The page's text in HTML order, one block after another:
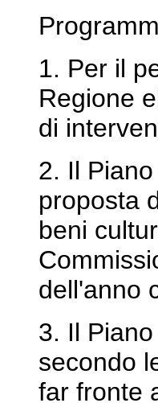
1. Per il
Regione
di
2. Il
proposta
beni
dell'anno
3. Il
secondo
far fronte